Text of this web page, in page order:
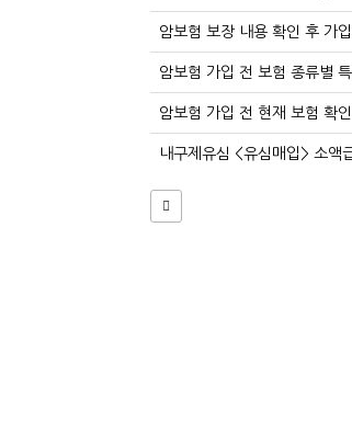
암보험 보장 내용 확인 후 가
암보험 가입 전 보험 종류별 특
암보험 가입 전 현재 보험 확
내구제유심 <유심매입> 소